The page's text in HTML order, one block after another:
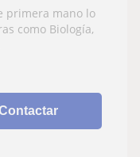
primera mano lo
como Biología,